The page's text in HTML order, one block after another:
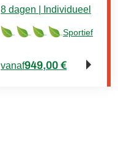
Sportief
8 dagen | Individueel
vanaf949,00 €